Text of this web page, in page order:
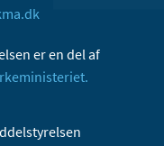
er en del af